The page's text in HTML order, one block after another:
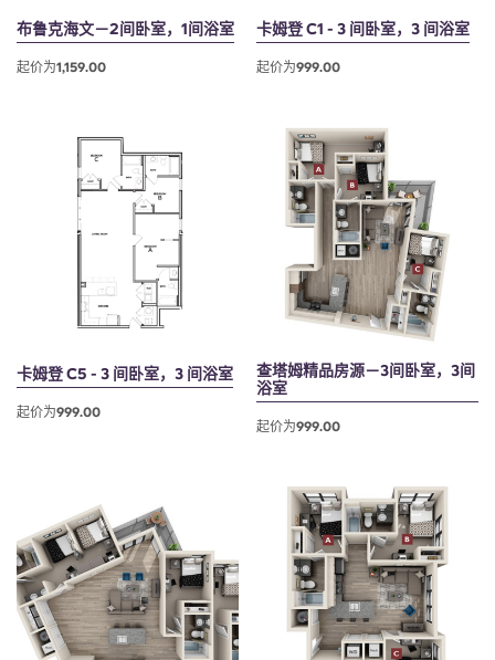
布鲁克海文－2间卧室，1间浴室
起价为1,159.00
卡姆登 C1 - 3 间卧室，3 间浴室
起价为999.00
卡姆登 C5 - 3 间卧室，3 间浴室
起价为999.00
查塔姆精品房源－3间卧室，3间
浴室
起价为999.00